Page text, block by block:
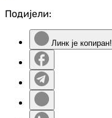
Подијели:
Линк је копиран!